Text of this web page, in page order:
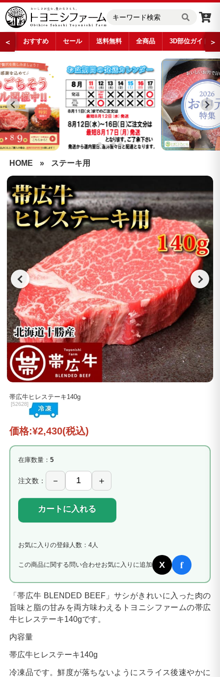
＜ おすすめ セール 送料無料 全商品 3D部位ガイド ＞
HOME » ステーキ用
帯広牛ヒレステーキ140g
[52628]
価格:¥2,430(税込)
在庫数量： 5
注文数：
カートに入れる
お気に入りの登録人数：4人
この商品に関する問い合わせお気に入りに追加 X f
「帯広牛 BLENDED BEEF」サシがきれいに入った肉の
旨味と脂の甘みを両方味わえるトヨニシファームの帯広
牛ヒレステーキ140gです。
内容量
帯広牛ヒレステーキ140g
冷凍品です。鮮度が落ちないようにスライス後速やかに